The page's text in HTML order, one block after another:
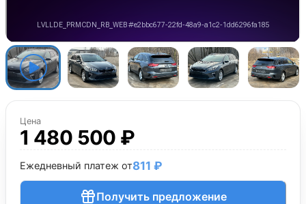
Цена
1 480 500 ₽
Ежедневный платеж от811 ₽
Получить предложение